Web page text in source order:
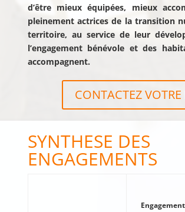
d’être mieux équipées, mieux
pleinement actrices de la transition
territoire, au service de leur
l’engagement bénévole et des
accompagnent.
CONTACTEZ
SYNTHESE DES
ENGAGEMENTS